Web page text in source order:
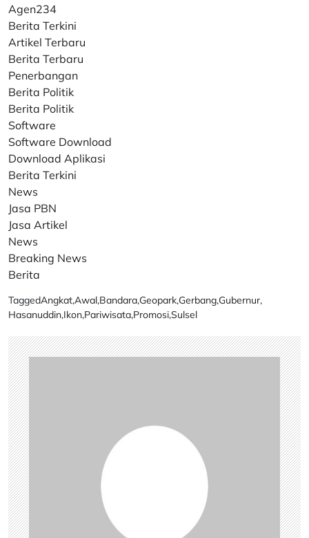
Agen234
Berita Terkini
Artikel Terbaru
Berita Terbaru
Penerbangan
Berita Politik
Berita Politik
Software
Software Download
Download Aplikasi
Berita Terkini
News
Jasa PBN
Jasa Artikel
News
Breaking News
Berita
TaggedAngkat,Awal,Bandara,Geopark,Gerbang,Gubernur,
Hasanuddin,Ikon,Pariwisata,Promosi,Sulsel